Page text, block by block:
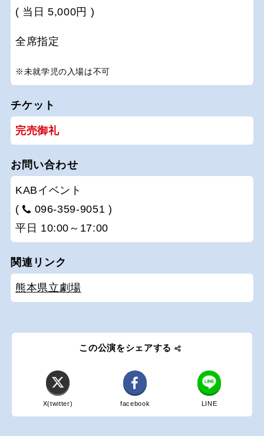
( 当日 5,000円 )
全席指定
※未就学児の入場は不可
チケット
完売御礼
お問い合わせ
KABイベント
(
096-359-9051 )
平日 10:00～17:00
関連リンク
熊本県立劇場
この公演をシェアする
X(twitter) facebook LINE